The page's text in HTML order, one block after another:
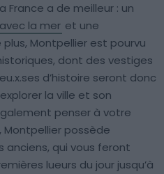
France a de meilleur : un
la mer et une
Montpellier est pourvu
dont des vestiges
d’histoire seront donc
la ville et son
penser à votre
possède
anciens, qui vous feront
lueurs du jour jusqu’à